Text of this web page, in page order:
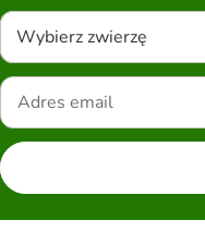
Wybierz zwierzę